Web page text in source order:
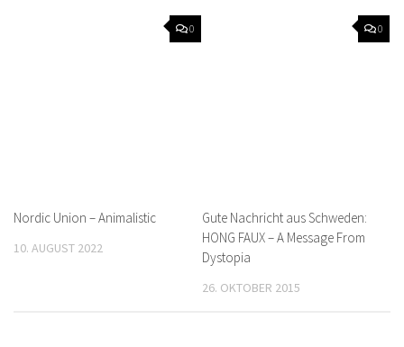
0
Nordic Union – Animalistic
10. AUGUST 2022
0
Gute Nachricht aus Schweden:
HONG FAUX – A Message From
Dystopia
26. OKTOBER 2015